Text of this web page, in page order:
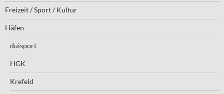
Freizeit / Sport / Kultur
Häfen
duisport
HGK
Krefeld